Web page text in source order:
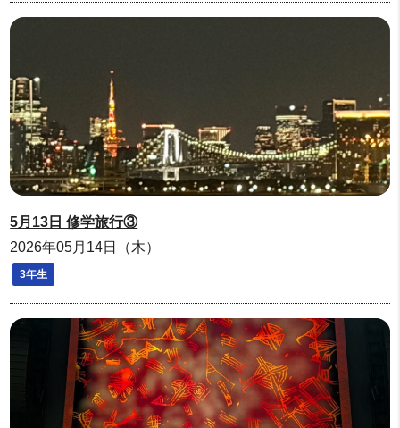
5月13日 修学旅行③
2026年05月14日（木）
3年生